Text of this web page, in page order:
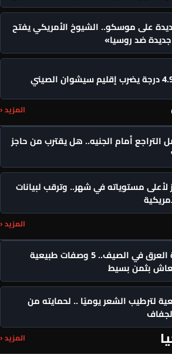
على موسكو.. الشيوخ الأمريكي يفتح
ضد روسيا»
المزيد ‹
التراجع أمام الجنيه.. هل يقترب من حاجز
مستوياته في شهر.. وترقب لبيانات
المزيد ‹
وداعًا لرائحة العرق في الصيف.. 5 وصفات طبيعية
بثمن بسيط
لترطيب الشعر يوميًا .. لحمايته من
المزيد ‹